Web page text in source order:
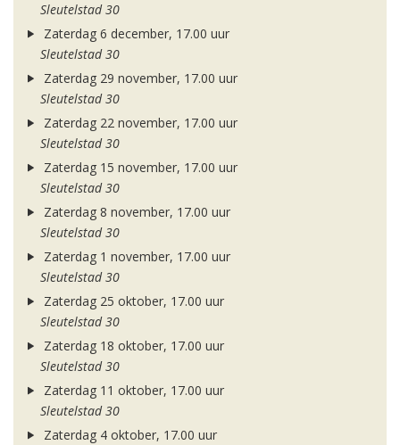
Sleutelstad 30
Zaterdag 6 december, 17.00 uur
Sleutelstad 30
Zaterdag 29 november, 17.00 uur
Sleutelstad 30
Zaterdag 22 november, 17.00 uur
Sleutelstad 30
Zaterdag 15 november, 17.00 uur
Sleutelstad 30
Zaterdag 8 november, 17.00 uur
Sleutelstad 30
Zaterdag 1 november, 17.00 uur
Sleutelstad 30
Zaterdag 25 oktober, 17.00 uur
Sleutelstad 30
Zaterdag 18 oktober, 17.00 uur
Sleutelstad 30
Zaterdag 11 oktober, 17.00 uur
Sleutelstad 30
Zaterdag 4 oktober, 17.00 uur